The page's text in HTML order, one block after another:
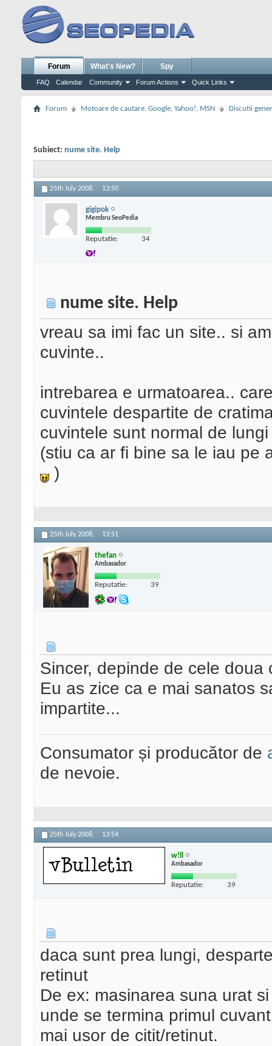
Forum
FAQ Calendar Community Forum Actions Quick Links
What's New? Spy
Forum Motoare de cautare. Google, Yahoo!, MSN Discutii
Subiect: nume site. Help
25th July 2008, 13:50
gigipok
Membru SeoPedia
Reputatie: 34
nume site. Help
vreau sa imi fac un site.. si
cuvinte..
intrebarea e urmatoarea..
cuvintele despartite de
cuvintele sunt normal de
(stiu ca ar fi bine sa le iau pe
)
25th July 2008, 13:51
thefan
Ambasador
Reputatie: 39
Sincer, depinde de cele doua
Eu as zice ca e mai sanatos
impartite...
Consumator și producător de
de nevoie.
25th July 2008, 13:54
w!ll
Ambasador
Reputatie: 39
daca sunt prea lungi,
retinut
De ex: masinarea suna urat
unde se termina primul
mai usor de citit/retinut.